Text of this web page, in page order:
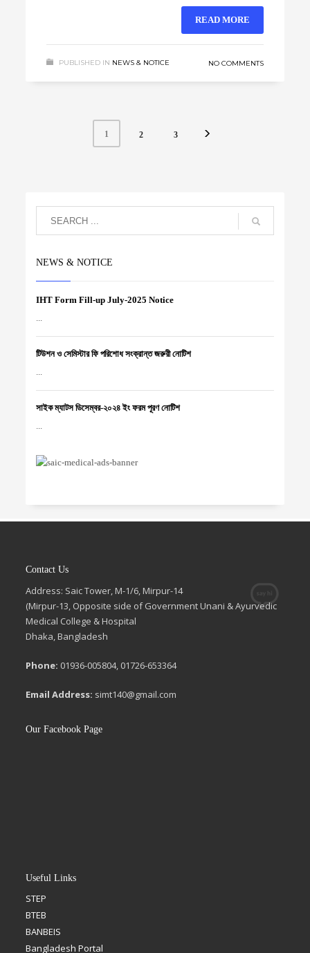
READ MORE
PUBLISHED IN NEWS & NOTICE NO COMMENTS
1 2 3
NEWS & NOTICE
IHT Form Fill-up July-2025 Notice
...
টিউশন ও সেমিস্টার ফি পরিশোধ সংক্রান্ত জরুরী নোটিশ
...
সাইক ম্যাটস ডিসেম্বর-২০২৪ ইং ফরম পূরণ নোটিশ
...
Contact Us
Address: Saic Tower, M-1/6, Mirpur-14
(Mirpur-13, Opposite side of Government Unani & Ayurvedic
Medical College & Hospital
Dhaka, Bangladesh
Phone: 01936-005804, 01726-653364
Email Address: simt140@gmail.com
Our Facebook Page
Useful Links
STEP
BTEB
BANBEIS
Bangladesh Portal